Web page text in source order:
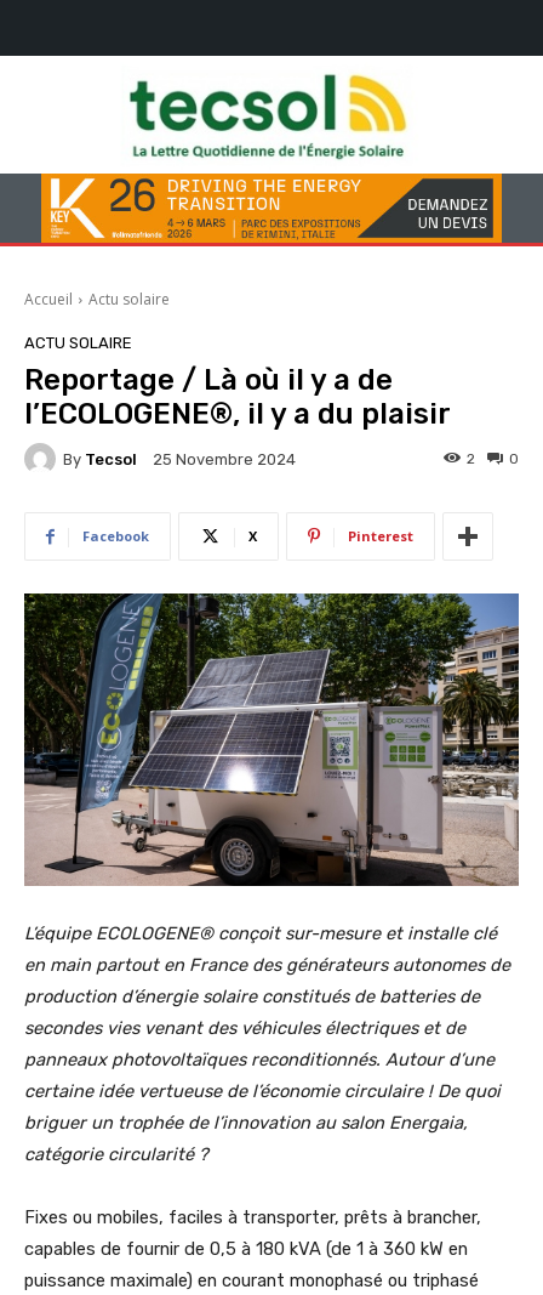
Accueil Actu solaire
ACTU SOLAIRE
Reportage / Là où il y a de
l’ECOLOGENE®, il y a du plaisir
By Tecsol 25 Novembre 2024 0
2
Facebook X Pinterest
L’équipe ECOLOGENE® conçoit sur-mesure et installe clé
en main partout en France des générateurs autonomes de
production d’énergie solaire constitués de batteries de
secondes vies venant des véhicules électriques et de
panneaux photovoltaïques reconditionnés. Autour d’une
certaine idée vertueuse de l’économie circulaire ! De quoi
briguer un trophée de l’innovation au salon Energaia,
catégorie circularité ?
Fixes ou mobiles, faciles à transporter, prêts à brancher,
capables de fournir de 0,5 à 180 kVA (de 1 à 360 kW en
puissance maximale) en courant monophasé ou triphasé